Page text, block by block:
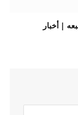
| أخبار